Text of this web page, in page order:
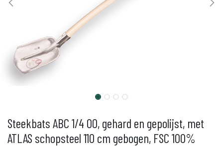
Steekbats ABC 1/4 00, gehard en gepolijst, met
ATLAS schopsteel 110 cm gebogen, FSC 100%